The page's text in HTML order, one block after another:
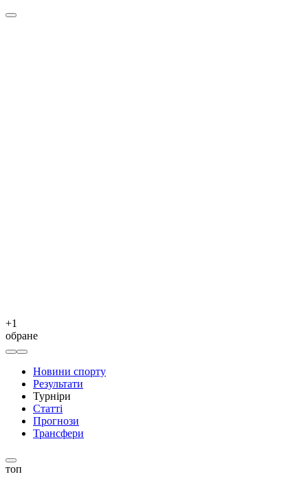
+1
обране
Новини спорту
Результати
Турніри
Статті
Прогнози
Трансфери
топ